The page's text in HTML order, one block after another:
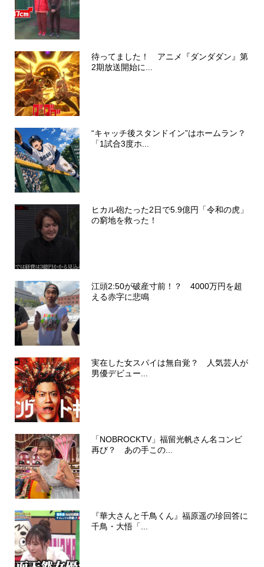
待ってました！ アニメ『ダンダダン』第
2期放送開始に...
“キャッチ後スタンドイン”はホームラン？
「1試合3度ホ...
ヒカル砲たった2日で5.9億円「令和の虎」
の窮地を救った！
江頭2:50が破産寸前！？ 4000万円を超
える赤字に悲鳴
実在した女スパイは無自覚？ 人気芸人が
男優デビュー...
「NOBROCKTV」福留光帆さん名コンビ
再び？ あの手この...
『華大さんと千鳥くん』福原遥の珍回答に
千鳥・大悟「...